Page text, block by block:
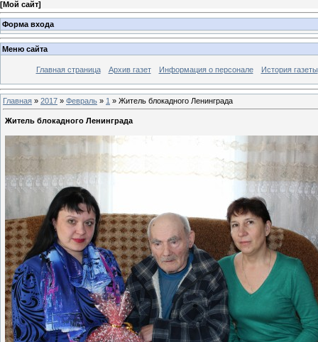
[Мой сайт]
Форма входа
Меню сайта
Главная страница Архив газет Информация о персонале История газеты
Главная » 2017 » Февраль » 1 » Житель блокадного Ленинграда
Житель блокадного Ленинграда